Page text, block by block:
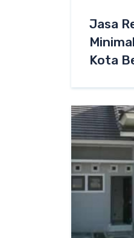
Jasa
Kota